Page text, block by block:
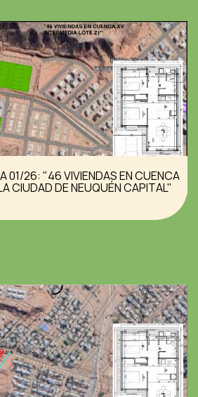
01/26: "46 VIVIENDAS EN CUENCA
CIUDAD DE NEUQUÉN CAPITAL"